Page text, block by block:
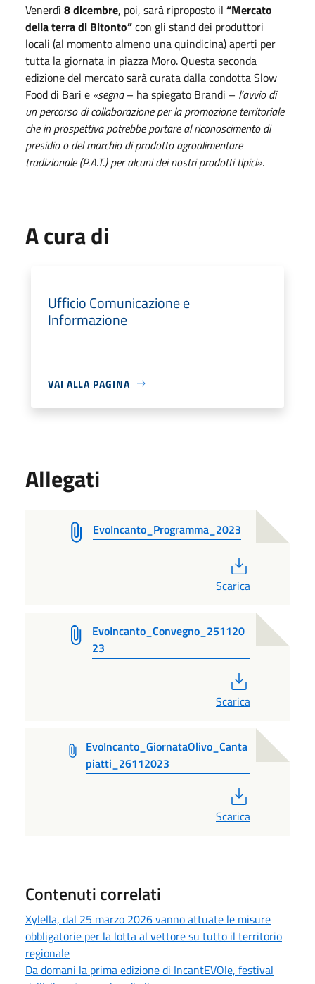
Venerdì 8 dicembre, poi, sarà riproposto il “Mercato
della terra di Bitonto”con gli stand dei produttori
locali (al momento almeno una quindicina) aperti per
tutta la giornata in piazza Moro. Questa seconda
edizione del mercato sarà curata dalla condotta Slow
Food di Bari e «segna– ha spiegato Brandi – l’avvio di
un percorso di collaborazione per la promozione territoriale
che in prospettiva potrebbe portare al riconoscimento di
presidio o del marchio di prodotto agroalimentare
tradizionale (P.A.T.) per alcuni dei nostri prodotti tipici».
A cura di
Ufficio Comunicazione e
Informazione
VAI ALLA PAGINA
Allegati
EvoIncanto_Programma_2023
Scarica
EvoIncanto_Convegno_251120
23
Scarica
EvoIncanto_GiornataOlivo_Canta
piatti_26112023
Scarica
Contenuti correlati
Xylella, dal 25 marzo 2026 vanno attuate le misure
obbligatorie per la lotta al vettore su tutto il territorio
regionale
Da domani la prima edizione di IncantEVOle, festival